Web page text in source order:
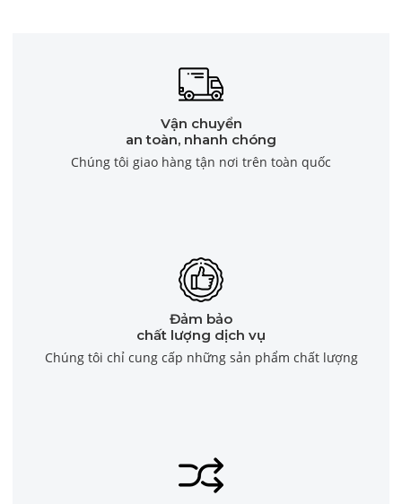
Vận chuyển
an toàn, nhanh chóng
Chúng tôi giao hàng tận nơi trên toàn quốc
Đảm bảo
chất lượng dịch vụ
Chúng tôi chỉ cung cấp những sản phẩm chất lượng